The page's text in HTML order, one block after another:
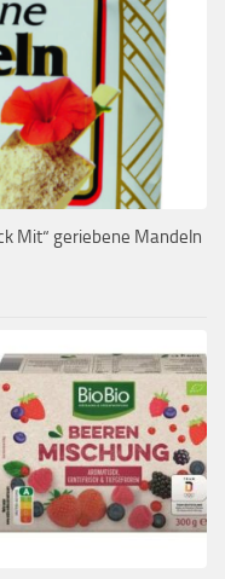
Mit“ geriebene Mandeln